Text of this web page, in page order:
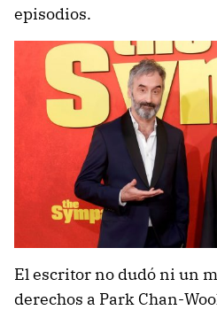
episodios.
El escritor no dudó ni un
derechos a Park Chan-